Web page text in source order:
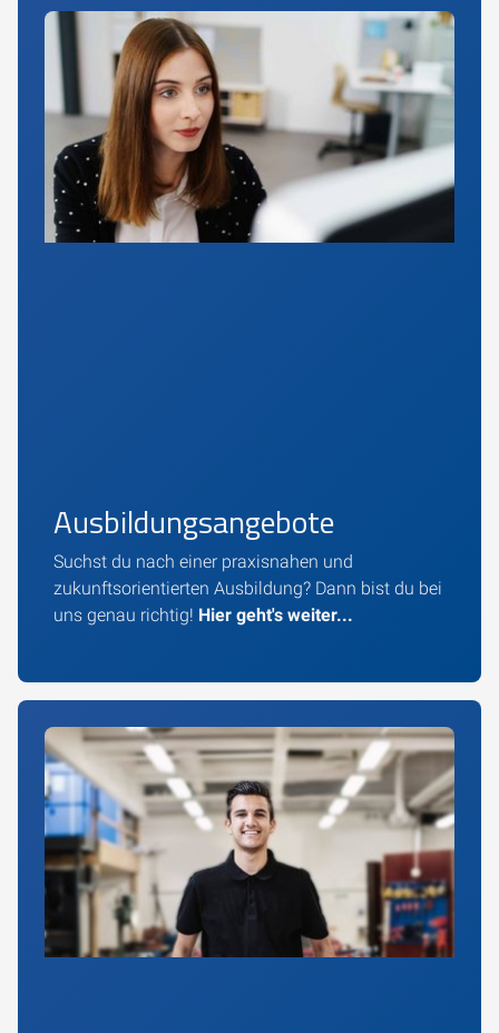
Ausbildungsangebote
Suchst du nach einer praxisnahen und
zukunftsorientierten Ausbildung? Dann bist du bei
uns genau richtig! Hier geht's weiter...